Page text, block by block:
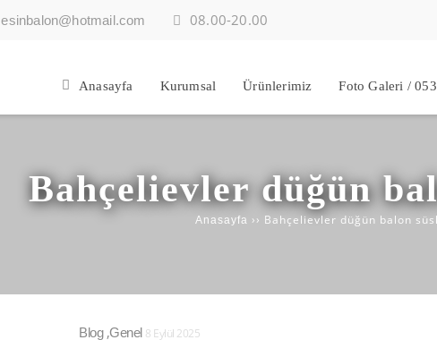
esinbalon@hotmail.com 08.00-20.00
Anasayfa Kurumsal Ürünlerimiz Foto Galeri /
Bahçelievler düğün
Anasayfa ›› Bahçelievler düğün balon
Blog,Genel 8 Eylül 2025